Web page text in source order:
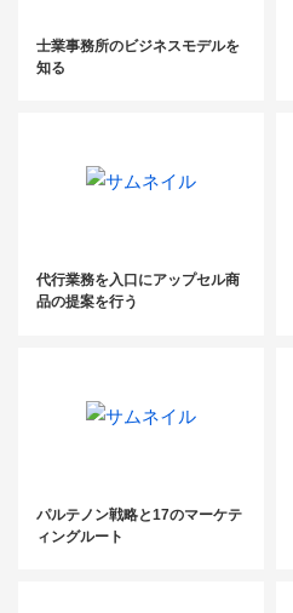
士業事務所のビジネスモデルを
知る
代行業務を入口にアップセル商
品の提案を行う
パルテノン戦略と17のマーケテ
ィングルート